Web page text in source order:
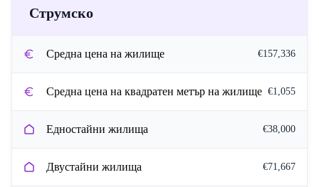
Струмско
Средна цена на жилище €157,336
Средна цена на квадратен метър на жилище €1,055
Едностайни жилища €38,000
Двустайни жилища €71,667